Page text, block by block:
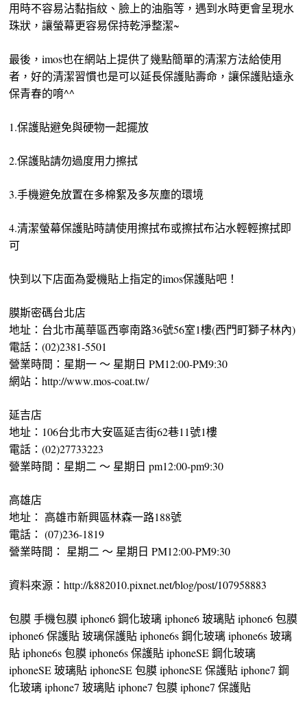
用時不容易沾黏指紋、臉上的油脂等，遇到水時更會呈現水
珠狀，讓螢幕更容易保持乾淨整潔~
最後，imos也在網站上提供了幾點簡單的清潔方法給使用
者，好的清潔習慣也是可以延長保護貼壽命，讓保護貼遠永
保青春的唷^^
1.保護貼避免與硬物一起擺放
2.保護貼請勿過度用力擦拭
3.手機避免放置在多棉絮及多灰塵的環境
4.清潔螢幕保護貼時請使用擦拭布或擦拭布沾水輕輕擦拭即
可
快到以下店面為愛機貼上指定的imos保護貼吧！
膜斯密碼台北店
地址：台北市萬華區西寧南路36號56室1樓(西門町獅子林內)
電話：(02)2381-5501
營業時間：星期一 ～ 星期日 PM12:00-PM9:30
網站：http://www.mos-coat.tw/
延吉店
地址：106台北市大安區延吉街62巷11號1樓
電話：(02)27733223
營業時間：星期二 ～ 星期日 pm12:00-pm9:30
高雄店
地址： 高雄市新興區林森一路188號
電話： (07)236-1819
營業時間： 星期二 ～ 星期日 PM12:00-PM9:30
資料來源：http://k882010.pixnet.net/blog/post/107958883
包膜 手機包膜 iphone6 鋼化玻璃 iphone6 玻璃貼 iphone6 包膜
iphone6 保護貼 玻璃保護貼 iphone6s 鋼化玻璃 iphone6s 玻璃
貼 iphone6s 包膜 iphone6s 保護貼 iphoneSE 鋼化玻璃
iphoneSE 玻璃貼 iphoneSE 包膜 iphoneSE 保護貼 iphone7 鋼
化玻璃 iphone7 玻璃貼 iphone7 包膜 iphone7 保護貼